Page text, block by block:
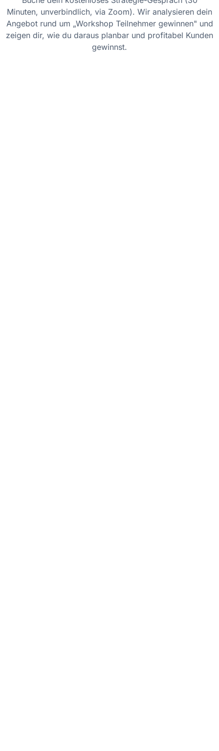
Minuten, unverbindlich, via Zoom). Wir analysieren dein
Angebot rund um „Workshop Teilnehmer gewinnen" und
zeigen dir, wie du daraus planbar und profitabel Kunden
gewinnst.